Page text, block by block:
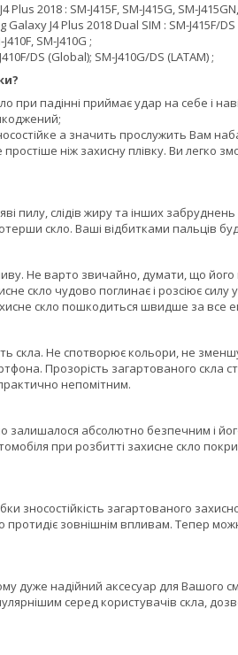
2018 : SM-J415F, SM-J415G, SM-
J4 Plus 2018 Dual SIM : SM-J415F/
SM-J410G ;
DS (Global); SM-J410G/DS (LATAM) ;
при падінні приймає удар на себе і
а значить прослужить Вам
ніж захисну плівку. Ви легко
пилу, слідів жиру та інших
скло. Ваші відбитками пальців
Не варто звичайно, думати, що
скло чудово поглинає і розсіює
скло пошкодиться швидше за
скла. Не спотворює кольори, не
Прозорість загартованого скла
непомітним.
залишалося абсолютно безпечним і
при розбитті захисне скло
зносостійкість загартованого
зовнішнім впливам. Тепер
дуже надійний аксесуар для Вашого
серед користувачів скла,